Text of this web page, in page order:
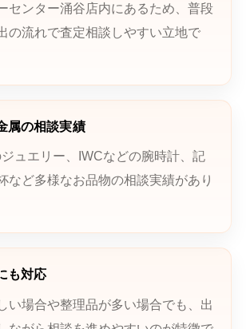
センター涌谷店内にあるため、普段
の流れで査定相談しやすい立地で
属の相談実績
ュエリー、IWCなどの腕時計、記
など多様なお品物の相談実績があり
も対応
い場合や整理品が多い場合でも、出